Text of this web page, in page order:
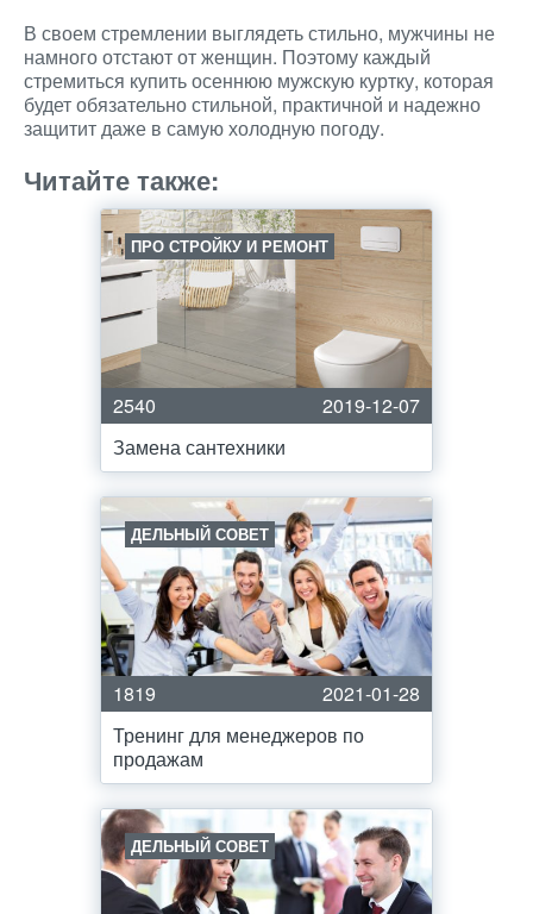
В своем стремлении выглядеть стильно, мужчины не
намного отстают от женщин. Поэтому каждый
стремиться купить осеннюю мужскую куртку, которая
будет обязательно стильной, практичной и надежно
защитит даже в самую холодную погоду.
Читайте также:
ПРО СТРОЙКУ И РЕМОНТ
2540
2019-12-07
Замена сантехники
ДЕЛЬНЫЙ СОВЕТ
1819
2021-01-28
Тренинг для менеджеров по
продажам
ДЕЛЬНЫЙ СОВЕТ